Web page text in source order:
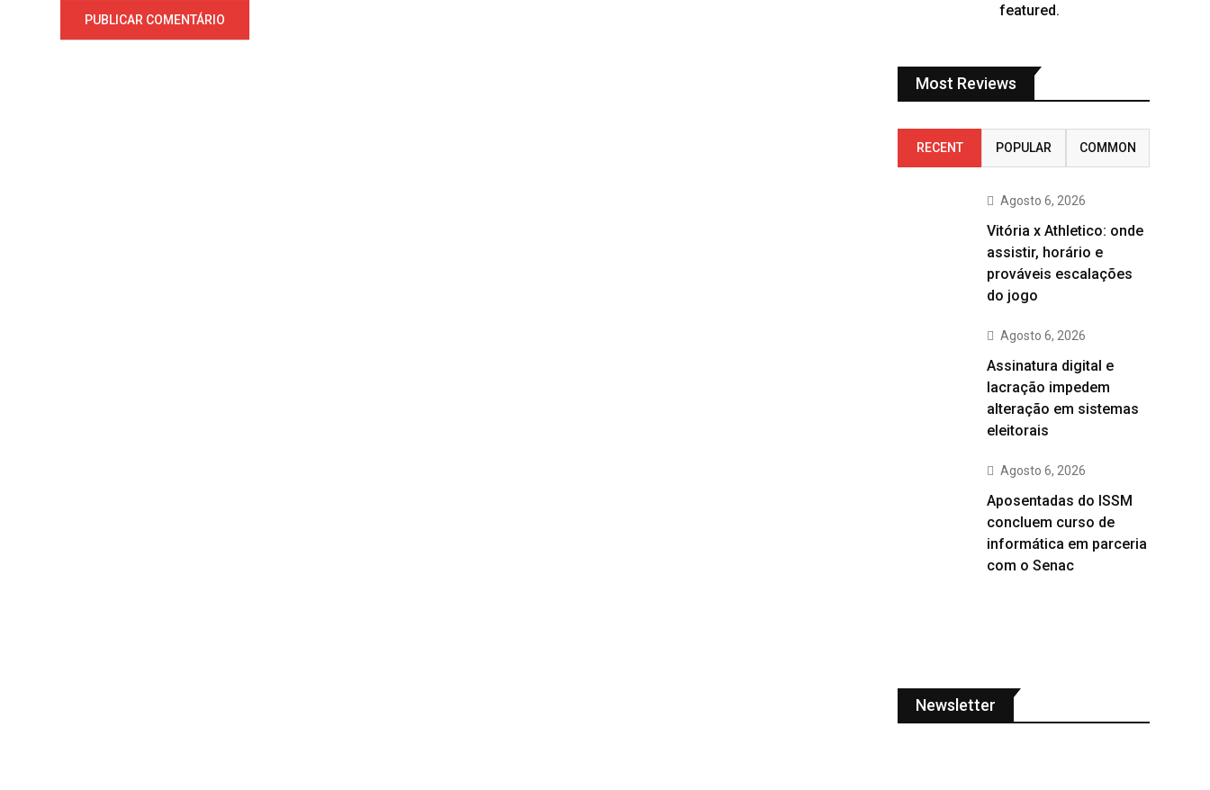
featured.
Most Reviews
RECENT POPULAR COMMON
Agosto 6, 2026
Vitória x Athletico: onde
assistir, horário e
prováveis escalações
do jogo
Agosto 6, 2026
Assinatura digital e
lacração impedem
alteração em sistemas
eleitorais
Agosto 6, 2026
Aposentadas do ISSM
concluem curso de
informática em parceria
com o Senac
Newsletter